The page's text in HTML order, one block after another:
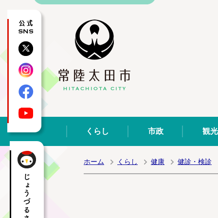
公式SNS
X
Instagram
Facebook
YouTube くらし 市政 観光
ホーム くらし 健康 健診・検診